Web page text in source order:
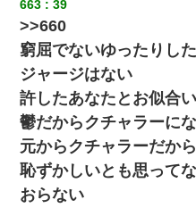
663 39
>>660
窮屈でないゆったりし
ジャージはない
許したあなたとお似合い
鬱だからクチャラーに
元からクチャラーだか
恥ずかしいとも思って
おらない